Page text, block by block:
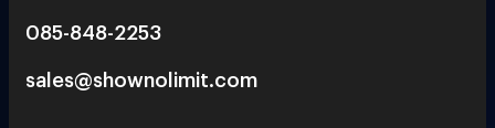
085-848-2253
sales@shownolimit.com